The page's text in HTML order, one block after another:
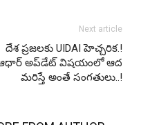
Next article
దేశ ప్రజలకు UIDAI హెచ్చరిక.!
అప్‌డేట్ విషయంలో ఆద
మరిస్తే అంతే సంగతులు..!